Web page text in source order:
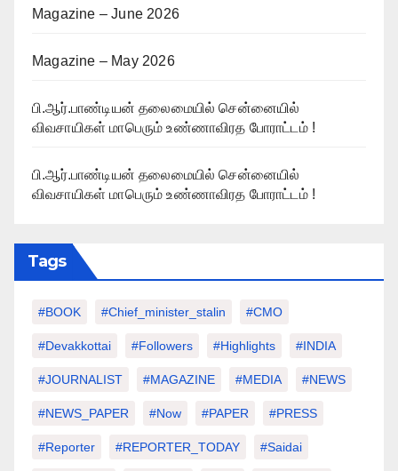
Magazine – June 2026
Magazine – May 2026
பி.ஆர்.பாண்டியன் தலைமையில் சென்னையில்
விவசாயிகள் மாபெரும் உண்ணாவிரத போராட்டம் !
பி.ஆர்.பாண்டியன் தலைமையில் சென்னையில்
விவசாயிகள் மாபெரும் உண்ணாவிரத போராட்டம் !
Tags
#BOOK #chief_minister_stalin #CMO
#devakkottai #followers #highlights #INDIA
#JOURNALIST #MAGAZINE #MEDIA #NEWS
#NEWS_PAPER #Now #PAPER #PRESS
#Reporter #REPORTER_TODAY #saidai